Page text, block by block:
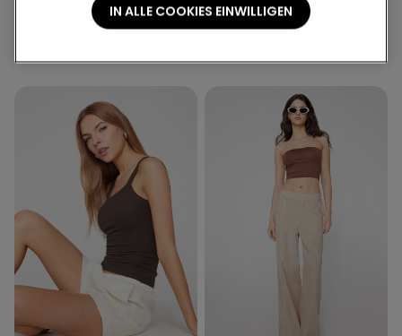
Midi-Kleid mit Raffung
Top mit Ringerrücken aus
gerippter Baumwolle
IN ALLE COOKIES EINWILLIGEN